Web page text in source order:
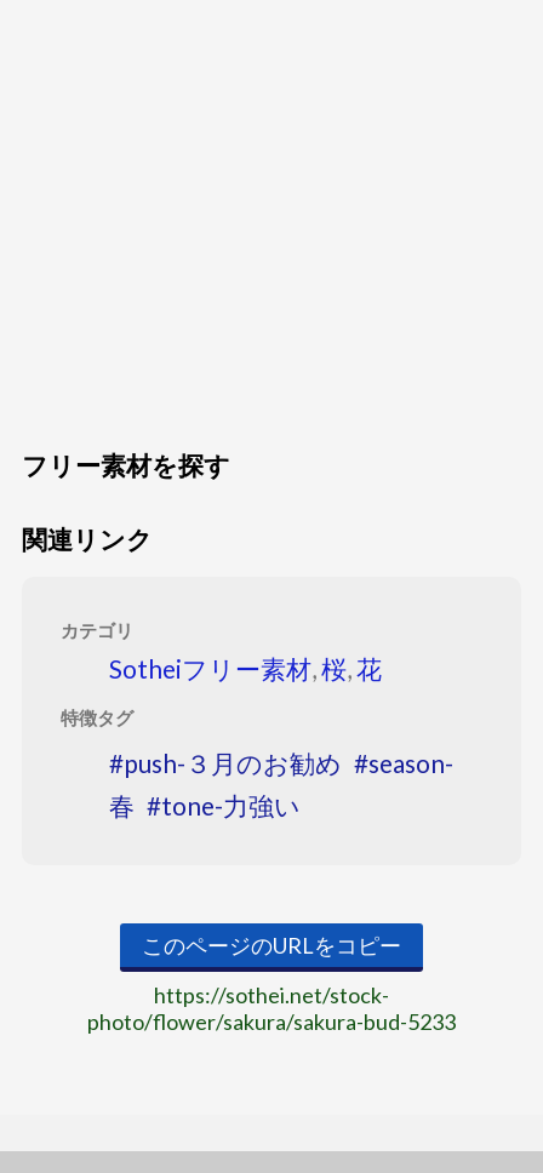
フリー素材を探す
関連リンク
カテゴリ
Sotheiフリー素材,桜,花
特徴タグ
push-３月のお勧め
season-
春
tone-力強い
このページのURLをコピー
https://sothei.net/stock-
photo/flower/sakura/sakura-bud-5233